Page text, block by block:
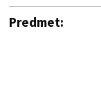
Predmet: